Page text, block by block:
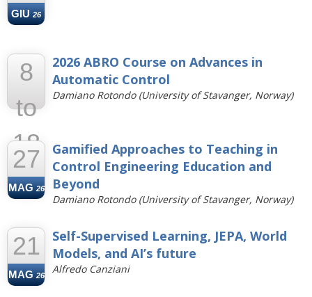
GIU 26
8
to
18
GIU
2026 ABRO Course on Advances in
Automatic Control
Damiano Rotondo (University of Stavanger, Norway)
27
MAG 26
Gamified Approaches to Teaching in
Control Engineering Education and
Beyond
Damiano Rotondo (University of Stavanger, Norway)
21
MAG 26
Self-Supervised Learning, JEPA, World
Models, and AI’s future
Alfredo Canziani